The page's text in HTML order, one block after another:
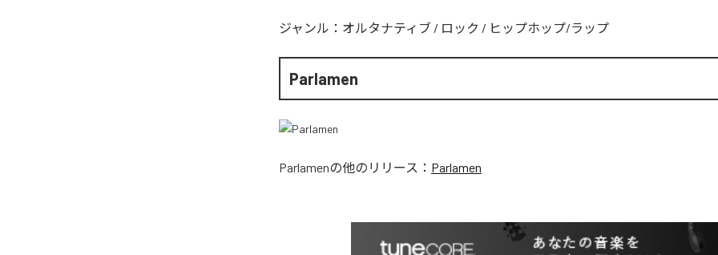
ジャンル： オルタナティブ / ロック / ヒップホップ/ラップ
Parlamen
Parlamenの他のリリース： Parlamen